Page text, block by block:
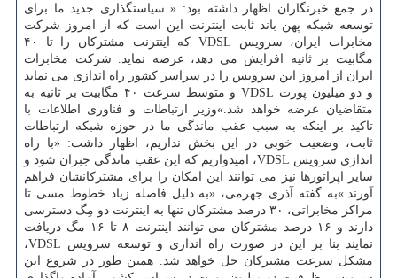
در جمع خبرنگاران اظهار داشته بود: « سیاستگذاری جدید ما برای
توسعه شبكه پهن باند ثابت اینترنت این است كه از امروز شركت
مخابرات ایران، سرویس VDSL كه اینترنت مشتركان را تا ۴۰
مگابیت بر ثانیه افزایش می دهد، عرضه نماید. شركت مخابرات
ایران از امروز این سرویس را در سراسر كشور راه اندازی می نماید
و دو میلیون پورت VDSL و متوسط سرعت ۴۰ مگابیت بر ثانیه به
متقاضیان عرضه خواهد شد.»وزیر ارتباطات و فناوری اطلاعات با
تاكید بر اینكه به سبب عقب ماندگی ما در حوزه شبكه ارتباطات
ثابت، وضعیت خوبی در این بخش نداریم، اظهار داشت: «با راه
اندازی سرویس VDSL، امیدواریم كه این عقب ماندگی جبران شود و
سایر اپراتورها نیز می توانند این امكان را برای مشتركانشان فراهم
آورند.»به گفته آذری جهرمی، «به دلیل فاصله زیاد خطوط مسی تا
مراكز مخابراتی، ۳۰ درصد مشتركان تنها به اینترنت دو مِگ دسترسی
دارند و ۱۶ درصد مشتركان می توانند اینترنت ۸ تا ۱۶ مگ دریافت
نمایند بنا بر این در صورت راه اندازی و توسعه سرویس VDSL،
مشكل سرعت مشتركان حل خواهد شد. همین طور در شروع این